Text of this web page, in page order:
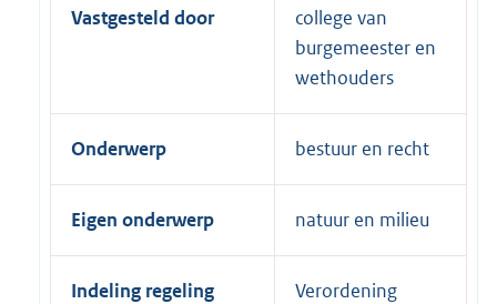
Vastgesteld door
college van
burgemeester en
wethouders
Onderwerp bestuur en recht
Eigen onderwerp natuur en milieu
Indeling regeling Verordening